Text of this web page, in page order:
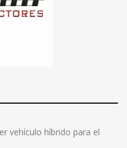
vehículo híbrido para el